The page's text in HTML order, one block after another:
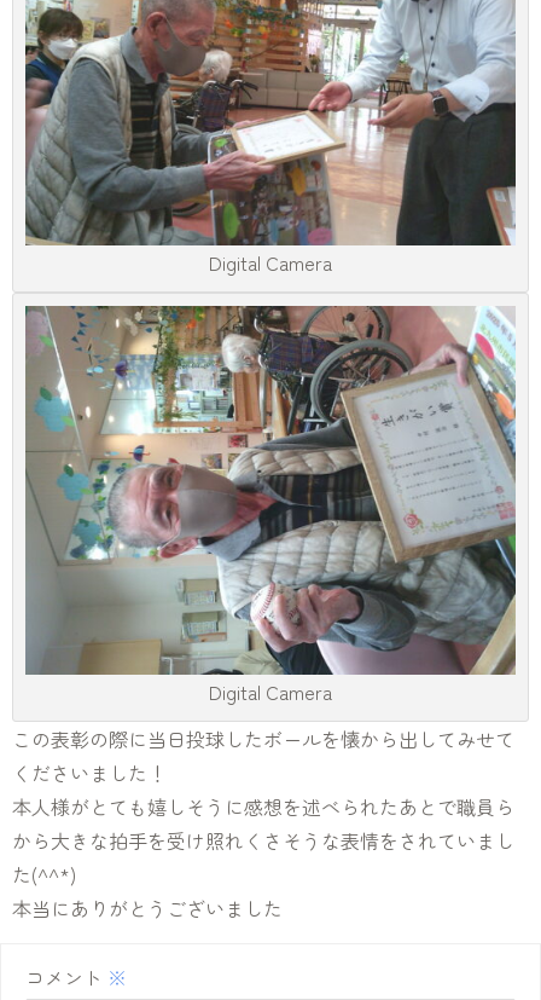
Digital Camera
Digital Camera
この表彰の際に当日投球したボールを懐から出してみせて
くださいました！
本人様がとても嬉しそうに感想を述べられたあとで職員ら
から大きな拍手を受け照れくさそうな表情をされていまし
た(^^*)
本当にありがとうございました
コメント ※